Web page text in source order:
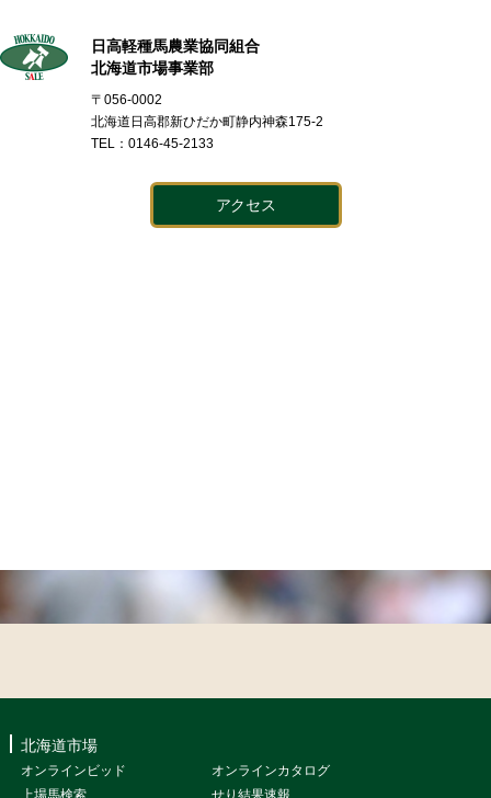
日高軽種馬農業協同組合
北海道市場事業部
〒056-0002
北海道日高郡新ひだか町静内神森175-2
TEL：0146-45-2133
アクセス
北海道市場
オンラインビッド
オンラインカタログ